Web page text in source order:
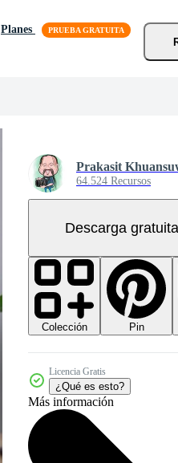
Planes
Prakasit
64.524 Recursos
Descarga gratuita
Colección Pin
Licencia Gratis
¿Qué es esto?
Más información